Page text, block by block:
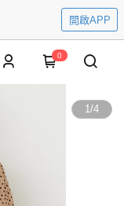
開啟APP
0
1/4